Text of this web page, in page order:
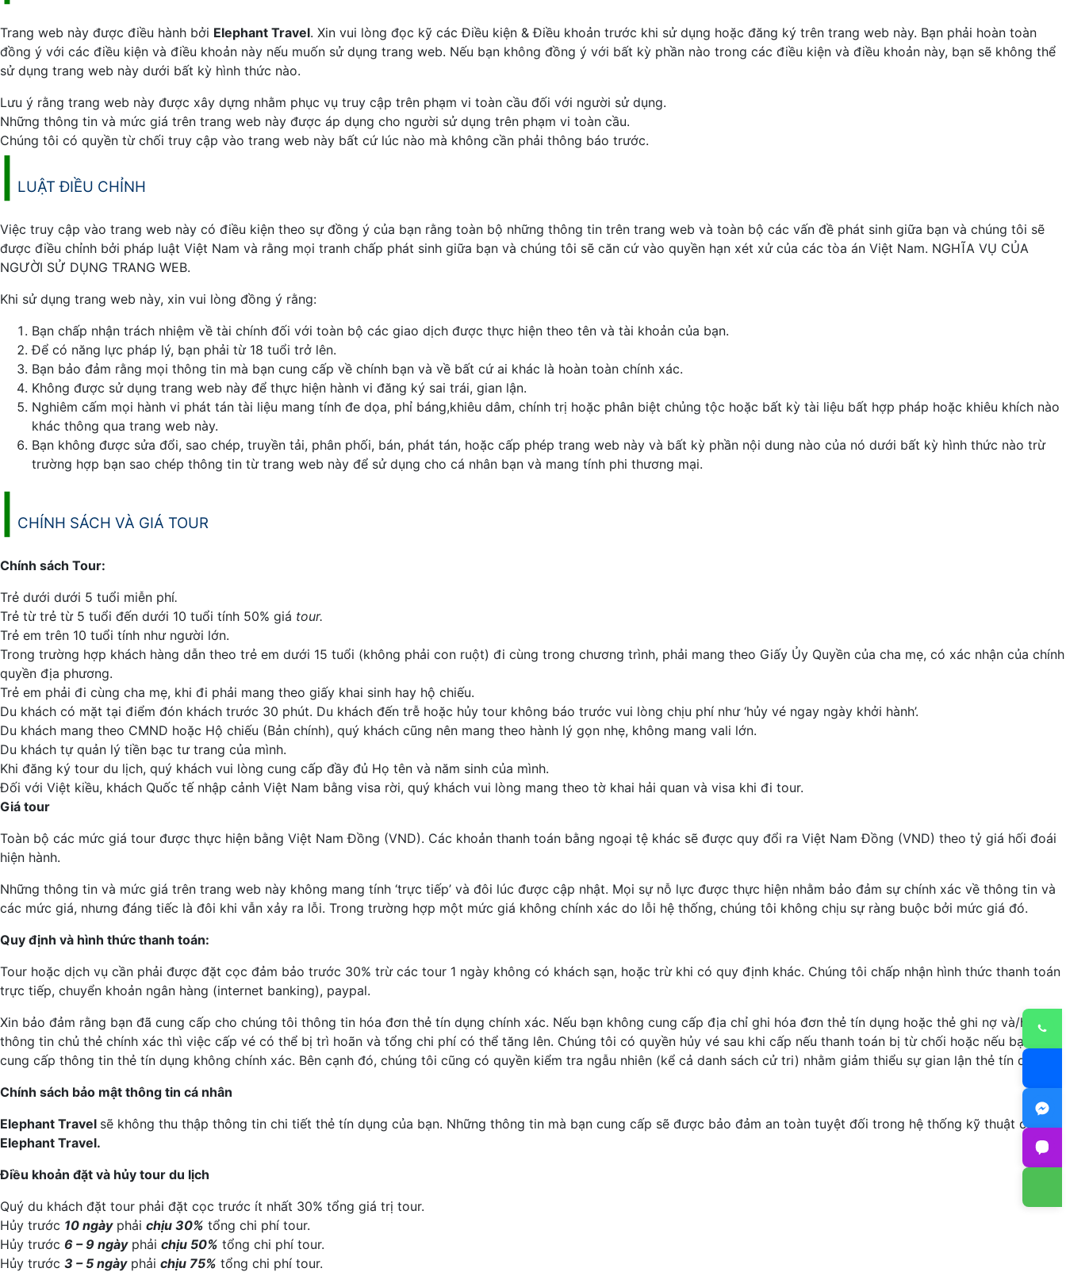
Trang web này được điều hành bởi Elephant Travel. Xin vui lòng đọc kỹ các Điều kiện & Điều khoản trước khi sử dụng hoặc đăng ký trên trang web này. Bạn phải hoàn toàn
đồng ý với các điều kiện và điều khoản này nếu muốn sử dụng trang web. Nếu bạn không đồng ý với bất kỳ phần nào trong các điều kiện và điều khoản này, bạn sẽ không thể
sử dụng trang web này dưới bất kỳ hình thức nào.
Lưu ý rằng trang web này được xây dựng nhằm phục vụ truy cập trên phạm vi toàn cầu đối với người sử dụng.
Những thông tin và mức giá trên trang web này được áp dụng cho người sử dụng trên phạm vi toàn cầu.
Chúng tôi có quyền từ chối truy cập vào trang web này bất cứ lúc nào mà không cần phải thông báo trước.
LUẬT ĐIỀU CHỈNH
Việc truy cập vào trang web này có điều kiện theo sự đồng ý của bạn rằng toàn bộ những thông tin trên trang web và toàn bộ các vấn đề phát sinh giữa bạn và chúng tôi sẽ
được điều chỉnh bởi pháp luật Việt Nam và rằng mọi tranh chấp phát sinh giữa bạn và chúng tôi sẽ căn cứ vào quyền hạn xét xử của các tòa án Việt Nam. NGHĨA VỤ CỦA
NGƯỜI SỬ DỤNG TRANG WEB.
Khi sử dụng trang web này, xin vui lòng đồng ý rằng:
Bạn chấp nhận trách nhiệm về tài chính đối với toàn bộ các giao dịch được thực hiện theo tên và tài khoản của bạn.
Để có năng lực pháp lý, bạn phải từ 18 tuổi trở lên.
Bạn bảo đảm rằng mọi thông tin mà bạn cung cấp về chính bạn và về bất cứ ai khác là hoàn toàn chính xác.
Không được sử dụng trang web này để thực hiện hành vi đăng ký sai trái, gian lận.
Nghiêm cấm mọi hành vi phát tán tài liệu mang tính đe dọa, phỉ báng,khiêu dâm, chính trị hoặc phân biệt chủng tộc hoặc bất kỳ tài liệu bất hợp pháp hoặc khiêu khích nào
khác thông qua trang web này.
Bạn không được sửa đổi, sao chép, truyền tải, phân phối, bán, phát tán, hoặc cấp phép trang web này và bất kỳ phần nội dung nào của nó dưới bất kỳ hình thức nào trừ
trường hợp bạn sao chép thông tin từ trang web này để sử dụng cho cá nhân bạn và mang tính phi thương mại.
CHÍNH SÁCH VÀ GIÁ TOUR
Chính sách Tour:
Trẻ dưới dưới 5 tuổi miễn phí.
Trẻ từ trẻ từ 5 tuổi đến dưới 10 tuổi tính 50% giá tour.
Trẻ em trên 10 tuổi tính như người lớn.
Trong trường hợp khách hàng dẫn theo trẻ em dưới 15 tuổi (không phải con ruột) đi cùng trong chương trình, phải mang theo Giấy Ủy Quyền của cha mẹ, có xác nhận của chính
quyền địa phương.
Trẻ em phải đi cùng cha mẹ, khi đi phải mang theo giấy khai sinh hay hộ chiếu.
Du khách có mặt tại điểm đón khách trước 30 phút. Du khách đến trễ hoặc hủy tour không báo trước vui lòng chịu phí như ‘hủy vé ngay ngày khởi hành’.
Du khách mang theo CMND hoặc Hộ chiếu (Bản chính), quý khách cũng nên mang theo hành lý gọn nhẹ, không mang vali lớn.
Du khách tự quản lý tiền bạc tư trang của mình.
Khi đăng ký tour du lịch, quý khách vui lòng cung cấp đầy đủ Họ tên và năm sinh của mình.
Đối với Việt kiều, khách Quốc tế nhập cảnh Việt Nam bằng visa rời, quý khách vui lòng mang theo tờ khai hải quan và visa khi đi tour.
Giá tour
Toàn bộ các mức giá tour được thực hiện bằng Việt Nam Đồng (VND). Các khoản thanh toán bằng ngoại tệ khác sẽ được quy đổi ra Việt Nam Đồng (VND) theo tỷ giá hối đoái
hiện hành.
Những thông tin và mức giá trên trang web này không mang tính ‘trực tiếp’ và đôi lúc được cập nhật. Mọi sự nỗ lực được thực hiện nhằm bảo đảm sự chính xác về thông tin và
các mức giá, nhưng đáng tiếc là đôi khi vẫn xảy ra lỗi. Trong trường hợp một mức giá không chính xác do lỗi hệ thống, chúng tôi không chịu sự ràng buộc bởi mức giá đó.
Quy định và hình thức thanh toán:
Tour hoặc dịch vụ cần phải được đặt cọc đảm bảo trước 30% trừ các tour 1 ngày không có khách sạn, hoặc trừ khi có quy định khác. Chúng tôi chấp nhận hình thức thanh toán
trực tiếp, chuyển khoản ngân hàng (internet banking), paypal.
Xin bảo đảm rằng bạn đã cung cấp cho chúng tôi thông tin hóa đơn thẻ tín dụng chính xác. Nếu bạn không cung cấp địa chỉ ghi hóa đơn thẻ tín dụng hoặc thẻ ghi nợ và/hoặc
thông tin chủ thẻ chính xác thì việc cấp vé có thể bị trì hoãn và tổng chi phí có thể tăng lên. Chúng tôi có quyền hủy vé sau khi cấp nếu thanh toán bị từ chối hoặc nếu bạn đã
cung cấp thông tin thẻ tín dụng không chính xác. Bên cạnh đó, chúng tôi cũng có quyền kiểm tra ngẫu nhiên (kể cả danh sách cử tri) nhằm giảm thiểu sự gian lận thẻ tín dụng.
Chính sách bảo mật thông tin cá nhân
Elephant Travel sẽ không thu thập thông tin chi tiết thẻ tín dụng của bạn. Những thông tin mà bạn cung cấp sẽ được bảo đảm an toàn tuyệt đối trong hệ thống kỹ thuật của
Elephant Travel.
Điều khoản đặt và hủy tour du lịch
Quý du khách đặt tour phải đặt cọc trước ít nhất 30% tổng giá trị tour.
Hủy trước 10 ngàyphải chịu 30% tổng chi phí tour.
Hủy trước 6 – 9 ngàyphải chịu 50% tổng chi phí tour.
Hủy trước 3 – 5 ngàyphải chịu 75% tổng chi phí tour.